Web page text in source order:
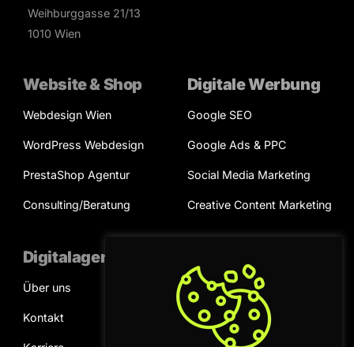
Weihburggasse 21/13
1010 Wien
Website & Shop
Webdesign Wien
WordPress Webdesign
PrestaShop Agentur
Consulting/Beratung
Digitale Werbung
Google SEO
Google Ads & PPC
Social Media Marketing
Creative Content Marketing
Digitalagentur
Über uns
Kontakt
Projektanfrage
Terminvereinbarung